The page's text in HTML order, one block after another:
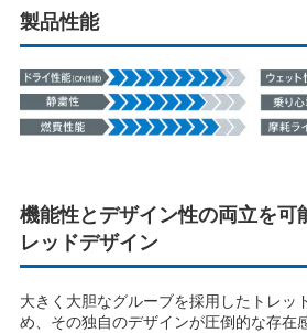
し
再
製品性能
機能性とデザイン性の両立を可
レッドデザイン
大きく大胆なグルーブを採用したトレッ
め、その独自のデザインが圧倒的な存在